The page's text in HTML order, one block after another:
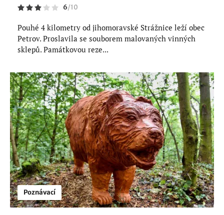
6/10
Pouhé 4 kilometry od jihomoravské Strážnice leží obec
Petrov. Proslavila se souborem malovaných vinných
sklepů. Památkovou reze...
Poznávací